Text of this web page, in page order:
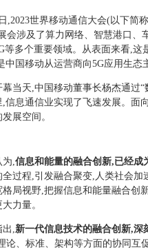
,2023世界移动通信大会(以下简
会涉及了算力网络、智慧港口
等多个重要领域。从表面来看,
中国移动从运营商向5G应用生态
幕当天,中国移动董事长杨杰通过
,信息通信业实现了飞速发展。面
展空间。
为,信息和能量的融合创新,已经成
过程,引发融合聚变,人类社会加
格局视野,把握信息和能量融合创
力量。
出,新一代信息技术的融合创新,深
论、标准、架构等方面的协同互